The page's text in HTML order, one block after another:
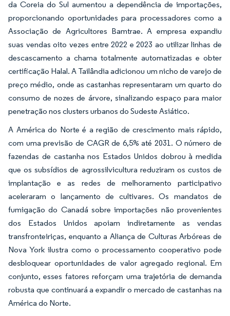
da Coreia do Sul aumentou a dependência de importações,
proporcionando oportunidades para processadores como a
Associação de Agricultores Bamtrae. A empresa expandiu
suas vendas oito vezes entre 2022 e 2023 ao utilizar linhas de
descascamento a chama totalmente automatizadas e obter
certificação Halal. A Tailândia adicionou um nicho de varejo de
preço médio, onde as castanhas representaram um quarto do
consumo de nozes de árvore, sinalizando espaço para maior
penetração nos clusters urbanos do Sudeste Asiático.
A América do Norte é a região de crescimento mais rápido,
com uma previsão de CAGR de 6,5% até 2031. O número de
fazendas de castanha nos Estados Unidos dobrou à medida
que os subsídios de agrossilvicultura reduziram os custos de
implantação e as redes de melhoramento participativo
aceleraram o lançamento de cultivares. Os mandatos de
fumigação do Canadá sobre importações não provenientes
dos Estados Unidos apoiam indiretamente as vendas
transfronteiriças, enquanto a Aliança de Culturas Arbóreas de
Nova York ilustra como o processamento cooperativo pode
desbloquear oportunidades de valor agregado regional. Em
conjunto, esses fatores reforçam uma trajetória de demanda
robusta que continuará a expandir o mercado de castanhas na
América do Norte.